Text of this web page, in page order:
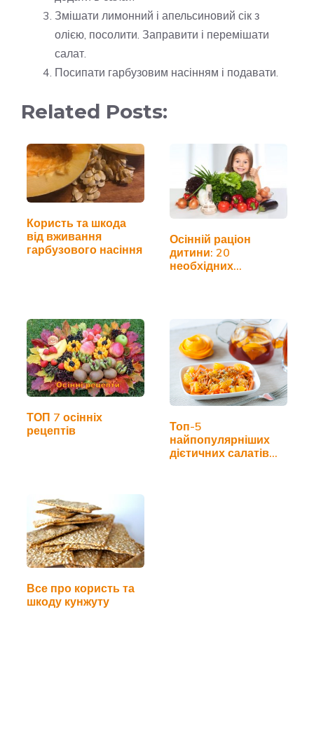
Змішати лимонний і апельсиновий сік з
олією, посолити. Заправити і перемішати
салат.
Посипати гарбузовим насінням і подавати.
Related Posts:
Користь та шкода
від вживання
гарбузового насіння
Осінній раціон
дитини: 20
необхідних
ТОП 7 осінніх
рецептів
Топ-5
найпопулярніших
дієтичних салатів
Все про користь та
шкоду кунжуту